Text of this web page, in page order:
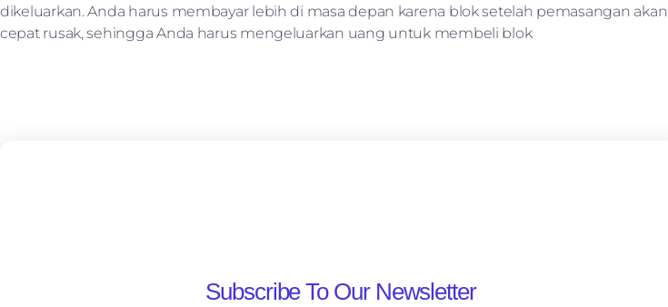
dikeluarkan. Anda harus membayar lebih di masa depan karena blok setelah pemasangan akan
cepat rusak, sehingga Anda harus mengeluarkan uang untuk membeli blok
Subscribe To Our Newsletter